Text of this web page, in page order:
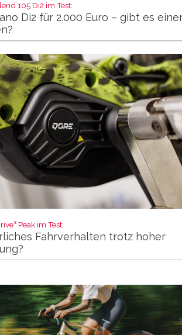
105 Di2 im Test:
Di2 für 2.000 Euro – gibt es
Peak im Test:
Fahrverhalten trotz hoher